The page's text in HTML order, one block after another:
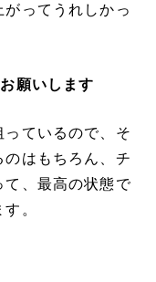
ってうれしかっ
願いします
ているので、そ
はもちろん、チ
て、最高の状態で
。